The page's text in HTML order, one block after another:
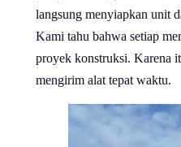
langsung menyiapkan unit
Kami tahu bahwa setiap
proyek konstruksi. Karena
mengirim alat tepat waktu.